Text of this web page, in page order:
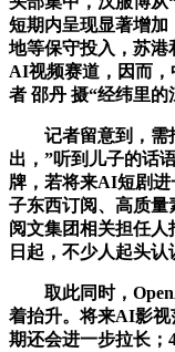
短期内呈现显著增
地等保守投入，苏港
AI视频赛道，因而
者 邵丹 摄“经纬里的
记者留意到，需指
出，”听到儿子的话
牌，若将来AI短剧
子东西订阅、高质量
阅文集团相关担任
日起，不少人起头
取此同时，
着抬升。将来AI影视
期还会进一步拉长